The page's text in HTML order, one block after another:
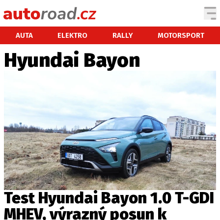
AUTA ELEKTRO RALLY MOTORSPORT
AUTA
TESTY AUT
NOVINKY
HISTORIE
ZAJÍMAVOSTI
TECHNIKA
EKONOMIKA
ČESKÝ TRH
TUNING
PROFI
Hyundai Bayon
Test Hyundai Bayon 1.0 T-GDI
MHEV, výrazný posun k